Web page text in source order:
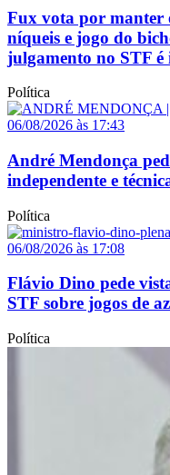
Fux vota por manter
níqueis e jogo do
julgamento no STF
Política
06/08/2026 às 17:43
André Mendonça
independente e
Política
06/08/2026 às 17:08
Flávio Dino pede
STF sobre jogos de
Política